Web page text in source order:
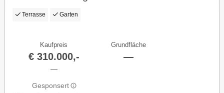
Terrasse Garten
Kaufpreis
€ 310.000,-
—
Gesponsert
Grundfläche
—